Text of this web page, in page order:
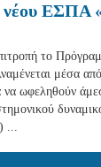
ΕΣΠΑ
το
μέσα
ωφεληθούν
...